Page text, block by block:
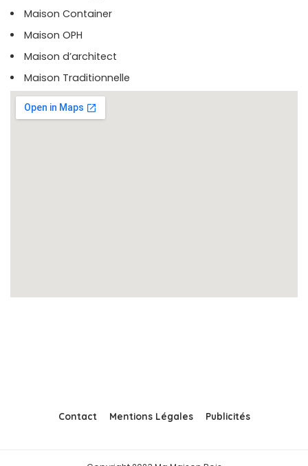
Maison Container
Maison OPH
Maison d’architect
Maison Traditionnelle
Contact Mentions Légales Publicités